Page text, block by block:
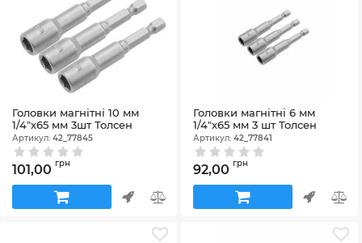
Головки магнітні 10 мм
1/4"х65 мм 3шт Толсен
Артикул: 42_77845
101,00 грн
Головки магнітні 6 мм
1/4"х65 мм 3 шт Толсен
Артикул: 42_77841
92,00 грн